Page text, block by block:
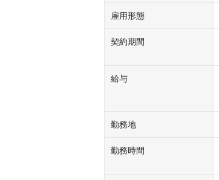
雇用形態
契約期間
給与
勤務地
勤務時間